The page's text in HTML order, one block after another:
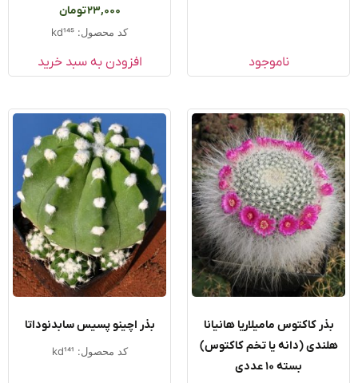
ناموجود
23,000تومان
کد محصول: kd145
افزودن به سبد خرید
کاکتوس مامیلاریا هانیانا
(دانه یا تخم کاکتوس)
بسته ۱۰ عددی
بذر اچینو پسیس سابدنوداتا
کد محصول: kd141